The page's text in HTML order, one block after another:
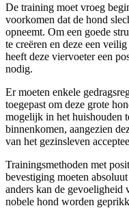
De training moet vroeg
voorkomen dat de hond
opneemt. Om een goede
te creëren en deze een
heeft deze viervoeter een
nodig.
Er moeten enkele
toegepast om deze grote
mogelijk in het huishouden
binnenkomen, aangezien
van het gezinsleven
Trainingsmethoden met
bevestiging moeten
anders kan de gevoeligheid
nobele hond worden